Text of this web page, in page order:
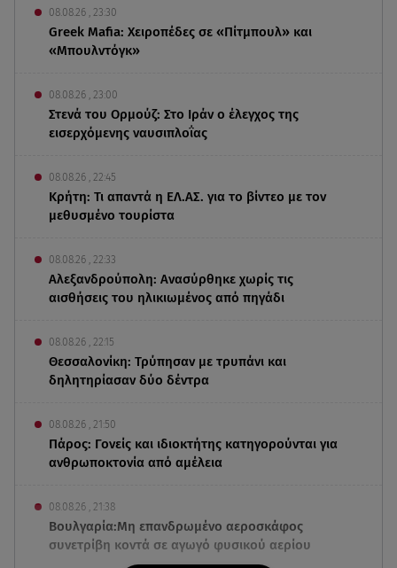
08.08.26 , 23:30
Greek Mafia: Χειροπέδες σε «Πίτμπουλ» και
«Μπουλντόγκ»
08.08.26 , 23:00
Στενά του Ορμούζ: Στο Ιράν ο έλεγχος της
εισερχόμενης ναυσιπλοΐας
08.08.26 , 22:45
Κρήτη: Τι απαντά η ΕΛ.ΑΣ. για το βίντεο με τον
μεθυσμένο τουρίστα
08.08.26 , 22:33
Αλεξανδρούπολη: Ανασύρθηκε χωρίς τις
αισθήσεις του ηλικιωμένος από πηγάδι
08.08.26 , 22:15
Θεσσαλονίκη: Τρύπησαν με τρυπάνι και
δηλητηρίασαν δύο δέντρα
08.08.26 , 21:50
Πάρος: Γονείς και ιδιοκτήτης κατηγορούνται για
ανθρωποκτονία από αμέλεια
08.08.26 , 21:38
Βουλγαρία:Μη επανδρωμένο αεροσκάφος
συνετρίβη κοντά σε αγωγό φυσικού αερίου